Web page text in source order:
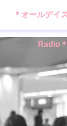
＊オールデイ
Radio＊